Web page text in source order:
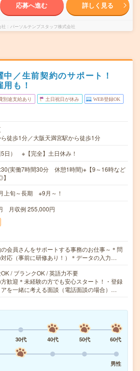
応募へ進む 詳しく見る
パーソルテンプスタッフ株式会社
／生前契約のサポート！
も！
別途支給あり 土日祝日が休み WEB登録OK
徒歩1分／大阪天満宮駅から徒歩1分
5日） ※【完全】土日休み！
実働7時間30分 休憩1時間)※【9～16時など
上旬～長期 ※9月～！
月収例 255,000円
会員さんをサポートする事務のお仕事～＊問
応（事前に研修あり！）＊データの入力…
/ ブランクOK / 英語力不要
方歓迎＊未経験の方でも安心スタート！・登録
を一緒に考える面談（電話面談の場合）…
30代 40代 50代
60代
男性